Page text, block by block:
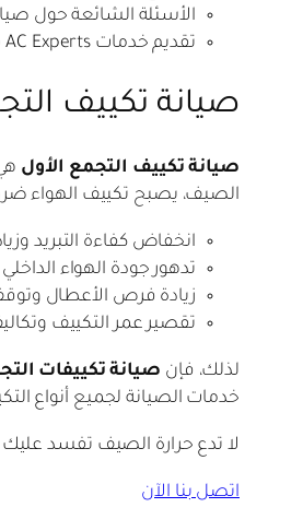
الأسئلة الشائعة حول
تقديم خدمات New Cairo AC Experts في التجمع الأول.
صيانة تكييف
صيانة تكييف التجمع الأول
الصيف، يصبح تكييف الهواء
انخفاض كفاءة التبريد
تدهور جودة الهواء
زيادة فرص الأعطال
تقصير عمر التكييف
لذلك، فإن صيانة تكييفات
خدمات الصيانة لجميع أنواع
لا تدع حرارة الصيف تفسد
اتصل بنا الآن